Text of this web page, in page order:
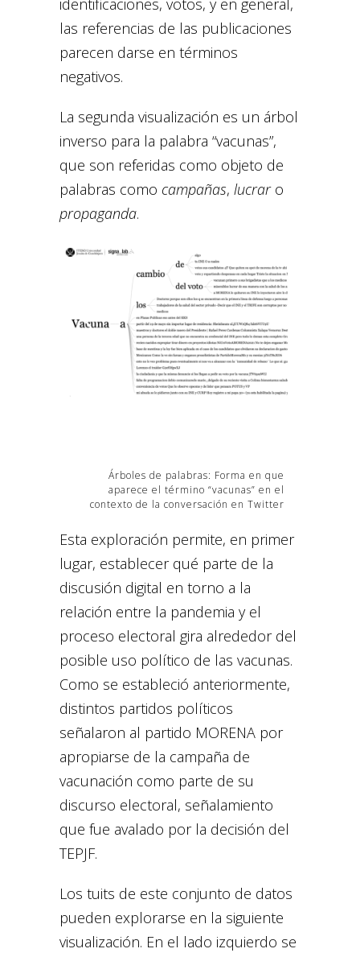
identificaciones, votos, y en general,
las referencias de las publicaciones
parecen darse en términos
negativos.
La segunda visualización es un árbol
inverso para la palabra “vacunas”,
que son referidas como objeto de
palabras como campañas, lucraro
propaganda.
Árboles de palabras: Forma en que
aparece el término “vacunas” en el
contexto de la conversación en Twitter
Esta exploración permite, en primer
lugar, establecer qué parte de la
discusión digital en torno a la
relación entre la pandemia y el
proceso electoral gira alrededor del
posible uso político de las vacunas.
Como se estableció anteriormente,
distintos partidos políticos
señalaron al partido MORENA por
apropiarse de la campaña de
vacunación como parte de su
discurso electoral, señalamiento
que fue avalado por la decisión del
TEPJF.
Los tuits de este conjunto de datos
pueden explorarse en la siguiente
visualización. En el lado izquierdo se